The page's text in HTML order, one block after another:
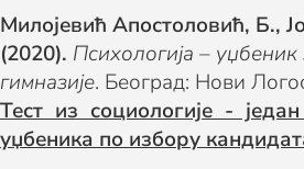
Милојевић Апостоловић, Б.,
(2020). Психологија – уџбеник
гимназије. Београд: Нови
Тест из социологије -
уџбеника по избору